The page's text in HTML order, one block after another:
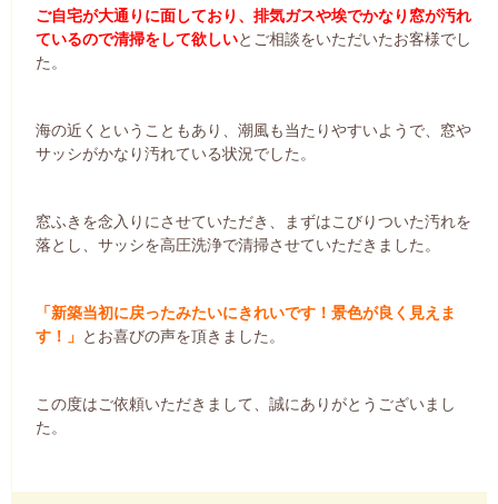
ご自宅が大通りに面しており、排気ガスや埃でかなり窓が汚れ
ているので清掃をして欲しいとご相談をいただいたお客様でし
た。
海の近くということもあり、潮風も当たりやすいようで、窓や
サッシがかなり汚れている状況でした。
窓ふきを念入りにさせていただき、まずはこびりついた汚れを
落とし、サッシを高圧洗浄で清掃させていただきました。
「新築当初に戻ったみたいにきれいです！景色が良く見えま
す！」 とお喜びの声を頂きました。
この度はご依頼いただきまして、誠にありがとうございまし
た。